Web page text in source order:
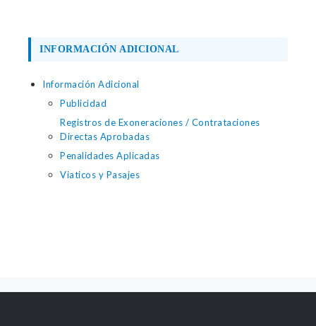
INFORMACIÓN ADICIONAL
Información Adicional
Publicidad
Registros de Exoneraciones / Contrataciones
Directas Aprobadas
Penalidades Aplicadas
Viaticos y Pasajes